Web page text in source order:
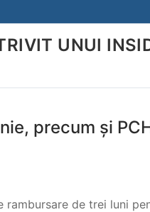
UNUI
precum și
de trei luni